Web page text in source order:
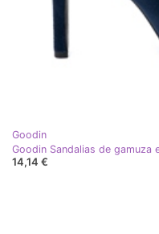
Goodin
Goodin Sandalias de gamuza
14,14 €